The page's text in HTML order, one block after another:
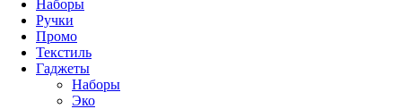
Наборы
Ручки
Промо
Текстиль
Гаджеты
Наборы
Эко